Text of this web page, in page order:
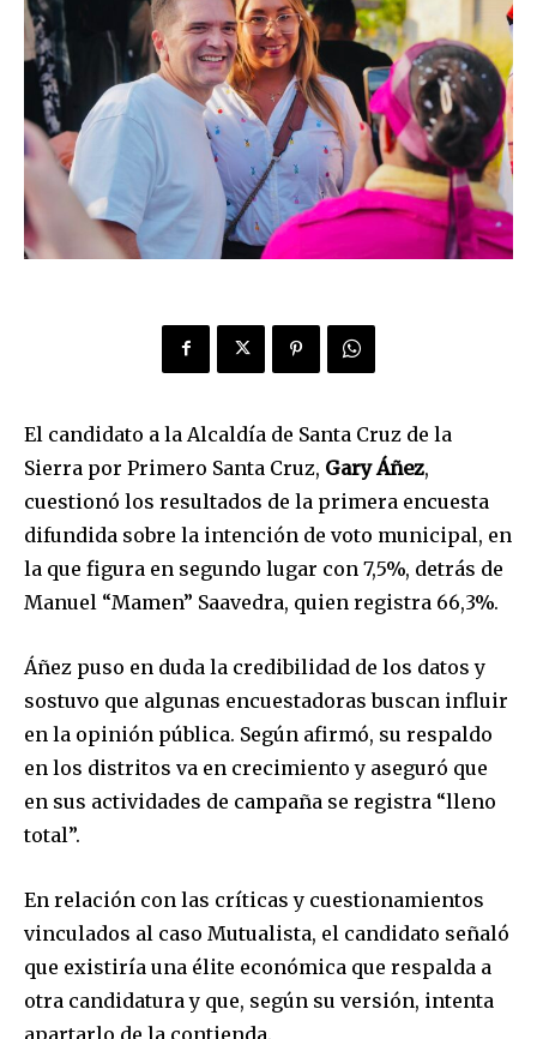
El candidato a la Alcaldía de Santa Cruz de la
Sierra por Primero Santa Cruz, Gary Áñez,
cuestionó los resultados de la primera encuesta
difundida sobre la intención de voto municipal, en
la que figura en segundo lugar con 7,5%, detrás de
Manuel “Mamen” Saavedra, quien registra 66,3%.
Áñez puso en duda la credibilidad de los datos y
sostuvo que algunas encuestadoras buscan influir
en la opinión pública. Según afirmó, su respaldo
en los distritos va en crecimiento y aseguró que
en sus actividades de campaña se registra “lleno
total”.
En relación con las críticas y cuestionamientos
vinculados al caso Mutualista, el candidato señaló
que existiría una élite económica que respalda a
otra candidatura y que, según su versión, intenta
apartarlo de la contienda.